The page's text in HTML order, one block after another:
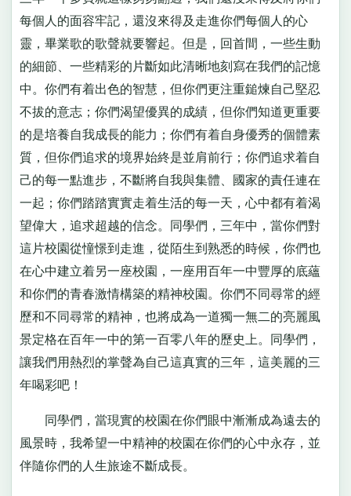
每個人的面容牢記，還沒來得及走進你們每個人的心
靈，畢業歌的歌聲就要響起。但是，回首間，一些生動
的細節、一些精彩的片斷如此清晰地刻寫在我們的記憶
中。你們有着出色的智慧，但你們更注重鎚煉自己堅忍
不拔的意志；你們渴望優異的成績，但你們知道更重要
的是培養自我成長的能力；你們有着自身優秀的個體素
質，但你們追求的境界始終是並肩前行；你們追求着自
己的每一點進步，不斷將自我與集體、國家的責任連在
一起；你們踏踏實實走着生活的每一天，心中都有着渴
望偉大，追求超越的信念。同學們，三年中，當你們對
這片校園從憧憬到走進，從陌生到熟悉的時候，你們也
在心中建立着另一座校園，一座用百年一中豐厚的底蘊
和你們的青春激情構築的精神校園。你們不同尋常的經
歷和不同尋常的精神，也將成為一道獨一無二的亮麗風
景定格在百年一中的第一百零八年的歷史上。同學們，
讓我們用熱烈的掌聲為自己這真實的三年，這美麗的三
年喝彩吧！
同學們，當現實的校園在你們眼中漸漸成為遠去的
風景時，我希望一中精神的校園在你們的心中永存，並
伴隨你們的人生旅途不斷成長。